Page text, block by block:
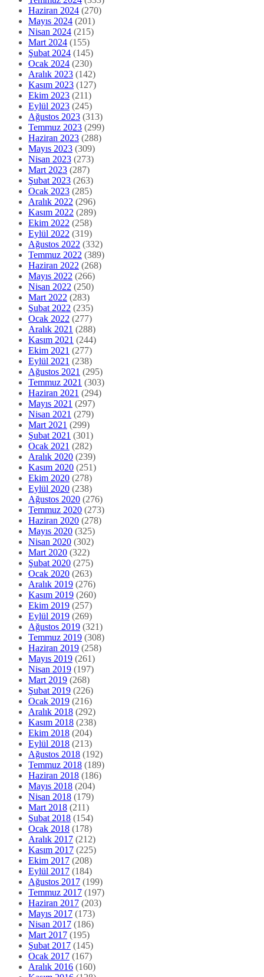
Haziran 2024 (270)
Mayıs 2024 (201)
Nisan 2024 (215)
Mart 2024 (155)
Şubat 2024 (145)
Ocak 2024 (230)
Aralık 2023 (142)
Kasım 2023 (127)
Ekim 2023 (211)
Eylül 2023 (245)
Ağustos 2023 (313)
Temmuz 2023 (299)
Haziran 2023 (288)
Mayıs 2023 (309)
Nisan 2023 (273)
Mart 2023 (287)
Şubat 2023 (263)
Ocak 2023 (285)
Aralık 2022 (296)
Kasım 2022 (289)
Ekim 2022 (258)
Eylül 2022 (319)
Ağustos 2022 (332)
Temmuz 2022 (389)
Haziran 2022 (268)
Mayıs 2022 (266)
Nisan 2022 (250)
Mart 2022 (283)
Şubat 2022 (235)
Ocak 2022 (277)
Aralık 2021 (288)
Kasım 2021 (244)
Ekim 2021 (277)
Eylül 2021 (238)
Ağustos 2021 (295)
Temmuz 2021 (303)
Haziran 2021 (294)
Mayıs 2021 (297)
Nisan 2021 (279)
Mart 2021 (299)
Şubat 2021 (301)
Ocak 2021 (282)
Aralık 2020 (239)
Kasım 2020 (251)
Ekim 2020 (278)
Eylül 2020 (238)
Ağustos 2020 (276)
Temmuz 2020 (273)
Haziran 2020 (278)
Mayıs 2020 (325)
Nisan 2020 (302)
Mart 2020 (322)
Şubat 2020 (275)
Ocak 2020 (263)
Aralık 2019 (276)
Kasım 2019 (260)
Ekim 2019 (257)
Eylül 2019 (269)
Ağustos 2019 (321)
Temmuz 2019 (308)
Haziran 2019 (258)
Mayıs 2019 (261)
Nisan 2019 (197)
Mart 2019 (268)
Şubat 2019 (226)
Ocak 2019 (216)
Aralık 2018 (292)
Kasım 2018 (238)
Ekim 2018 (204)
Eylül 2018 (213)
Ağustos 2018 (192)
Temmuz 2018 (189)
Haziran 2018 (186)
Mayıs 2018 (204)
Nisan 2018 (179)
Mart 2018 (211)
Şubat 2018 (154)
Ocak 2018 (178)
Aralık 2017 (212)
Kasım 2017 (225)
Ekim 2017 (208)
Eylül 2017 (184)
Ağustos 2017 (199)
Temmuz 2017 (197)
Haziran 2017 (203)
Mayıs 2017 (173)
Nisan 2017 (186)
Mart 2017 (195)
Şubat 2017 (145)
Ocak 2017 (167)
Aralık 2016 (160)